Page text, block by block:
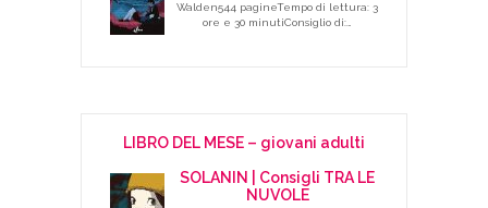
Walden544 pagineTempo di lettura: 3
ore e 30 minutiConsiglio di:…
LIBRO DEL MESE – giovani adulti
SOLANIN | Consigli TRA LE
NUVOLE